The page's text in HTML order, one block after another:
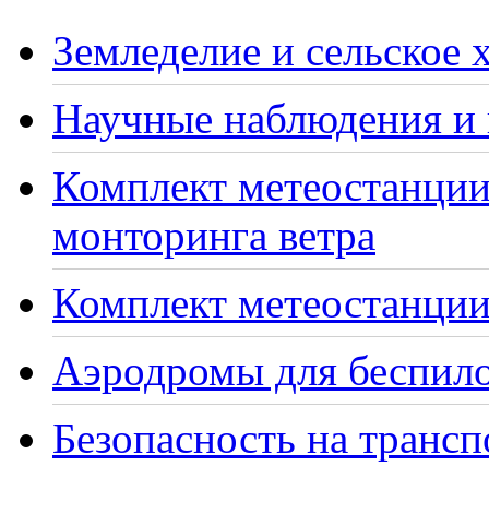
Земледелие и сельское
Научные наблюдения и
Комплект
монторинга ветра
Комплект
Аэродромы для
Безопасность на